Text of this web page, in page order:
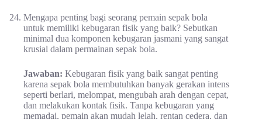
Mengapa penting bagi seorang pemain sepak bola
untuk memiliki kebugaran fisik yang baik? Sebutkan
minimal dua komponen kebugaran jasmani yang sangat
krusial dalam permainan sepak bola.
Jawaban: Kebugaran fisik yang baik sangat penting
karena sepak bola membutuhkan banyak gerakan intens
seperti berlari, melompat, mengubah arah dengan cepat,
dan melakukan kontak fisik. Tanpa kebugaran yang
memadai, pemain akan mudah lelah, rentan cedera, dan